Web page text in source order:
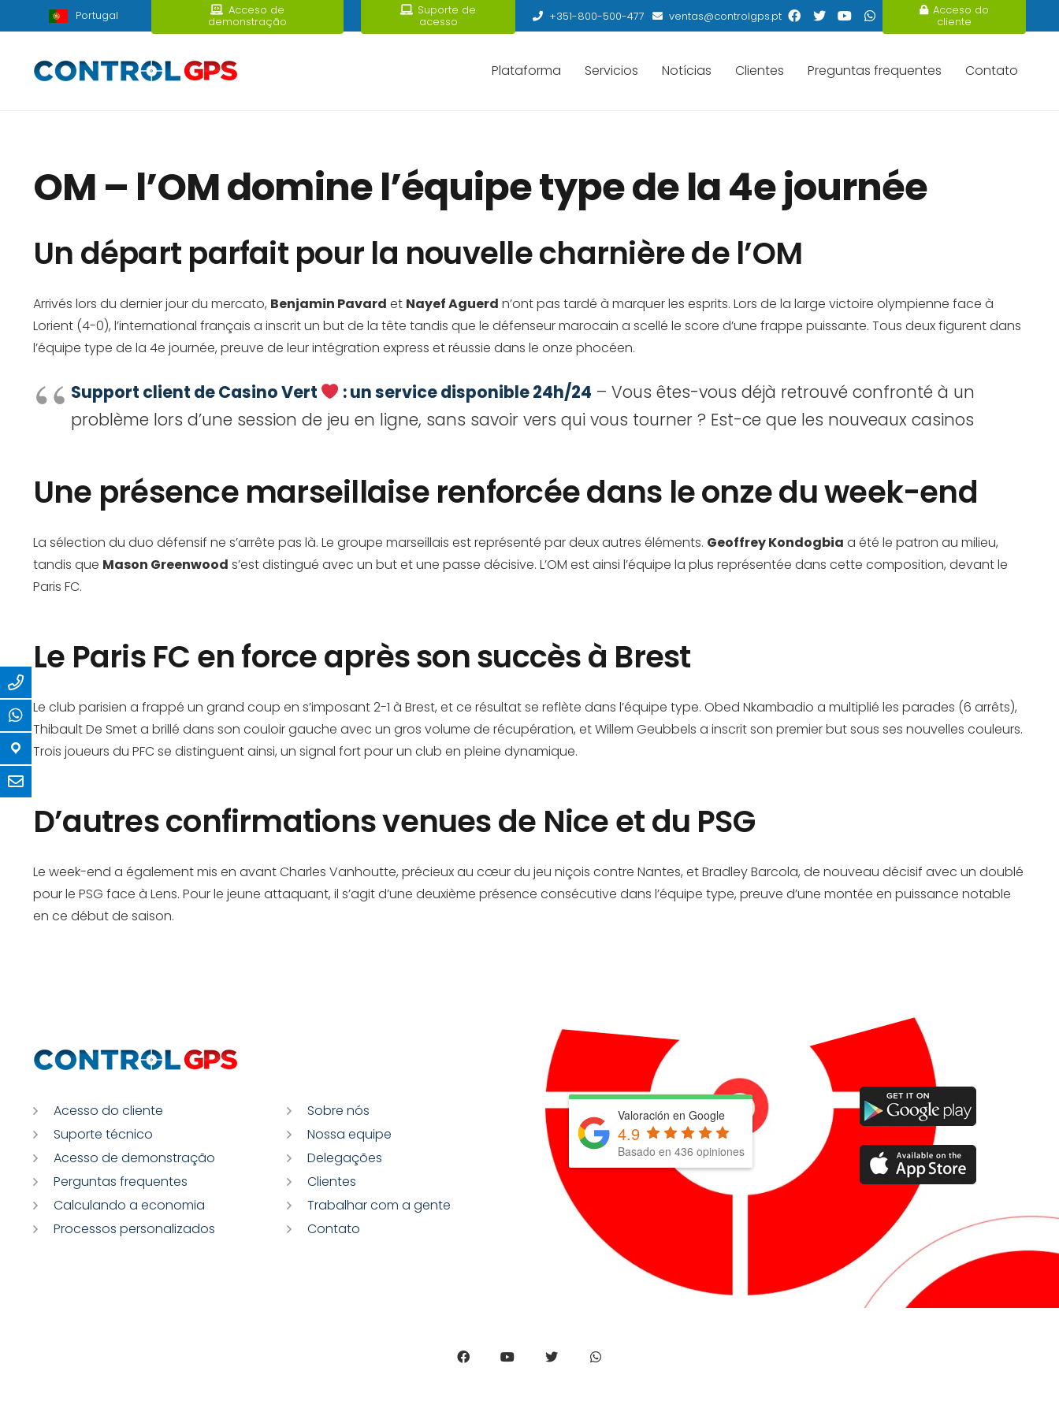
Portugal Acceso de
demonstração
Suporte de
acesso +351-800-500-477 ventas@controlgps.pt Acceso do
cliente
Plataforma Servicios Notícias Clientes Preguntas frequentes Contato
OM – l’OM domine l’équipe type de la 4e journée
Un départ parfait pour la nouvelle charnière de l’OM
Arrivés lors du dernier jour du mercato, Benjamin Pavard et Nayef Aguerd n’ont pas tardé à marquer les esprits. Lors de la large victoire olympienne face à
Lorient (4-0), l’international français a inscrit un but de la tête tandis que le défenseur marocain a scellé le score d’une frappe puissante. Tous deux figurent dans
l’équipe type de la 4e journée, preuve de leur intégration express et réussie dans le onze phocéen.
Support client de Casino Vert : un service disponible 24h/24 – Vous êtes-vous déjà retrouvé confronté à un
problème lors d’une session de jeu en ligne, sans savoir vers qui vous tourner ? Est-ce que les nouveaux casinos
Une présence marseillaise renforcée dans le onze du week-end
La sélection du duo défensif ne s’arrête pas là. Le groupe marseillais est représenté par deux autres éléments. Geoffrey Kondogbia a été le patron au milieu,
tandis que Mason Greenwood s’est distingué avec un but et une passe décisive. L’OM est ainsi l’équipe la plus représentée dans cette composition, devant le
Paris FC.
Le Paris FC en force après son succès à Brest
Le club parisien a frappé un grand coup en s’imposant 2-1 à Brest, et ce résultat se reflète dans l’équipe type. Obed Nkambadio a multiplié les parades (6 arrêts),
Thibault De Smet a brillé dans son couloir gauche avec un gros volume de récupération, et Willem Geubbels a inscrit son premier but sous ses nouvelles couleurs.
Trois joueurs du PFC se distinguent ainsi, un signal fort pour un club en pleine dynamique.
D’autres confirmations venues de Nice et du PSG
Le week-end a également mis en avant Charles Vanhoutte, précieux au cœur du jeu niçois contre Nantes, et Bradley Barcola, de nouveau décisif avec un doublé
pour le PSG face à Lens. Pour le jeune attaquant, il s’agit d’une deuxième présence consécutive dans l’équipe type, preuve d’une montée en puissance notable
en ce début de saison.
Acesso do cliente
Suporte técnico
Acesso de demonstração
Perguntas frequentes
Calculando a economia
Processos personalizados
Sobre nós
Nossa equipe
Delegações
Clientes
Trabalhar com a gente
Contato
Valoración en Google
4.9
Basado en 436 opiniones